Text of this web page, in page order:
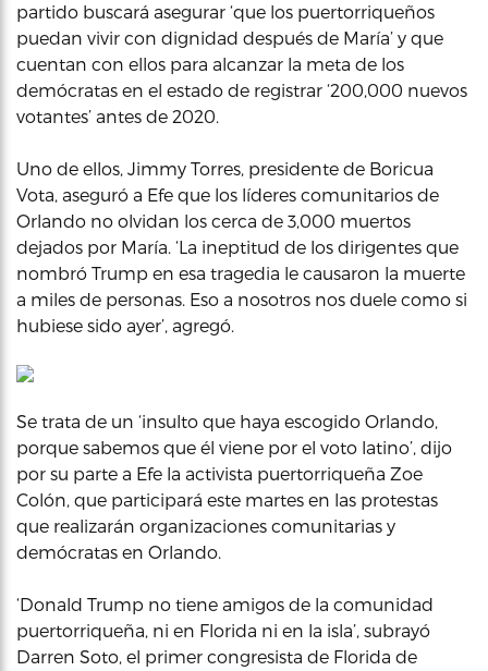
partido buscará asegurar ‘que los puertorriqueños
puedan vivir con dignidad después de María’ y que
cuentan con ellos para alcanzar la meta de los
demócratas en el estado de registrar ‘200,000 nuevos
votantes’ antes de 2020.
Uno de ellos, Jimmy Torres, presidente de Boricua
Vota, aseguró a Efe que los líderes comunitarios de
Orlando no olvidan los cerca de 3,000 muertos
dejados por María. ‘La ineptitud de los dirigentes que
nombró Trump en esa tragedia le causaron la muerte
a miles de personas. Eso a nosotros nos duele como si
hubiese sido ayer’, agregó.
Se trata de un ‘insulto que haya escogido Orlando,
porque sabemos que él viene por el voto latino’, dijo
por su parte a Efe la activista puertorriqueña Zoe
Colón, que participará este martes en las protestas
que realizarán organizaciones comunitarias y
demócratas en Orlando.
‘Donald Trump no tiene amigos de la comunidad
puertorriqueña, ni en Florida ni en la isla’, subrayó
Darren Soto, el primer congresista de Florida de